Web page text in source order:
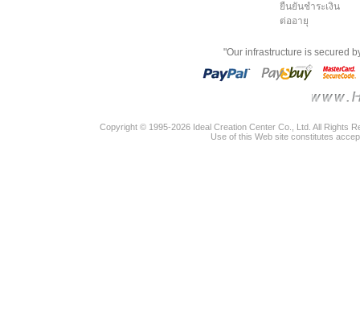
ยืนยันชำระเงิน
ต่ออายุ
"Our infrastructure is secured
Copyright © 1995-2026 Ideal Creation Center Co., Ltd. All Rights
Use of this Web site constitutes